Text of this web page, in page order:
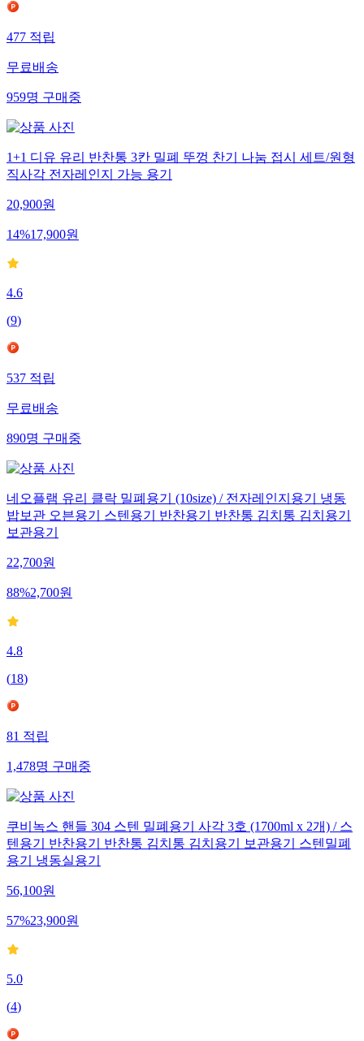
477적립
무료배송
959명구매중
1+1 디유 유리 반찬통 3칸 밀폐 뚜껑 찬기 나눔 접시 세트/원형
직사각 전자레인지 가능 용기
20,900원
14%17,900원
4.6
(9)
537적립
무료배송
890명구매중
네오플램 유리 클락 밀폐용기 (10size) / 전자레인지용기 냉동
밥보관 오븐용기 스텐용기 반찬용기 반찬통 김치통 김치용기
보관용기
22,700원
88%2,700원
4.8
(18)
81적립
1,478명구매중
쿠비녹스 핸들 304 스텐 밀폐용기 사각 3호 (1700ml x 2개) / 스
텐용기 반찬용기 반찬통 김치통 김치용기 보관용기 스텐밀폐
용기 냉동실용기
56,100원
57%23,900원
5.0
(4)